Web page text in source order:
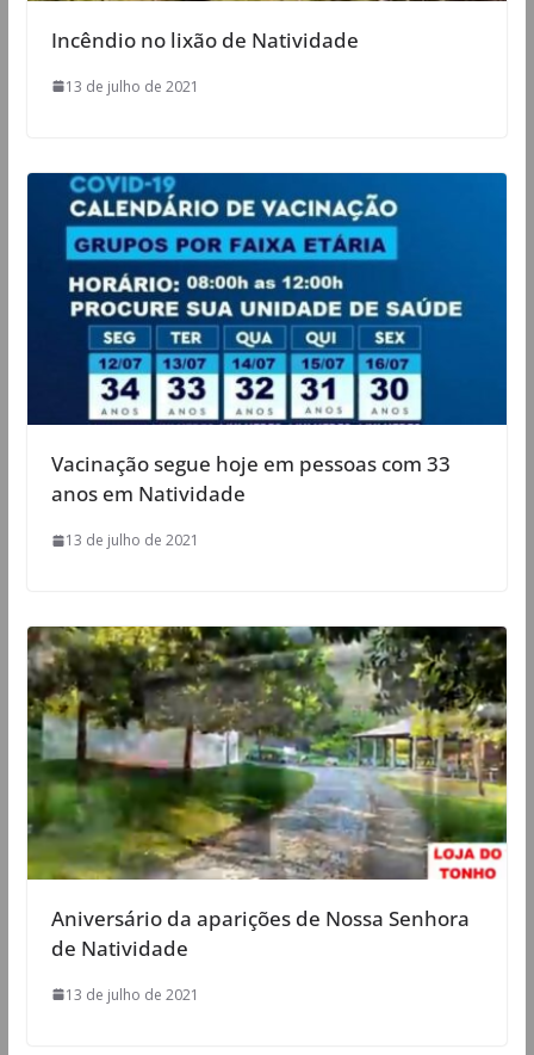
Incêndio no lixão de Natividade
13 de julho de 2021
Vacinação segue hoje em pessoas com 33
anos em Natividade
13 de julho de 2021
Aniversário da aparições de Nossa Senhora
de Natividade
13 de julho de 2021